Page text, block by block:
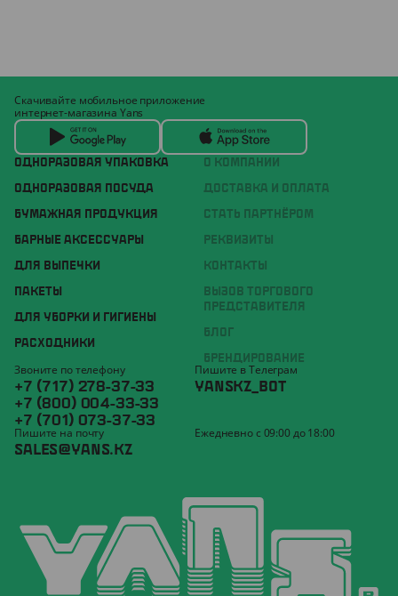
ОДНОРАЗОВАЯ УПАКОВКА
ОДНОРАЗОВАЯ ПОСУДА
БУМАЖНАЯ ПРОДУКЦИЯ
БАРНЫЕ АКСЕССУАРЫ
ДЛЯ ВЫПЕЧКИ
ПАКЕТЫ
ДЛЯ УБОРКИ И ГИГИЕНЫ
РАСХОДНИКИ
О КОМПАНИИ
ДОСТАВКА И ОПЛАТА
СТАТЬ ПАРТНЁРОМ
РЕКВИЗИТЫ
КОНТАКТЫ
ВЫЗОВ ТОРГОВОГО
ПРЕДСТАВИТЕЛЯ
БЛОГ
БРЕНДИРОВАНИЕ
Скачивайте мобильное приложение
интернет-магазина Yans
Звоните по телефону
+7 (717) 278-37-33
+7 (800) 004-33-33
+7 (701) 073-37-33
Пишите в Телеграм
YANSKZ_BOT
Пишите на почту
SALES@YANS.KZ
Ежедневно с 09:00 до 18:00